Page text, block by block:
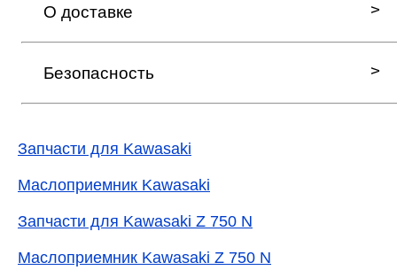
О доставке
Безопасность
Запчасти для Kawasaki
Маслоприемник Kawasaki
Запчасти для Kawasaki Z 750 N
Маслоприемник Kawasaki Z 750 N